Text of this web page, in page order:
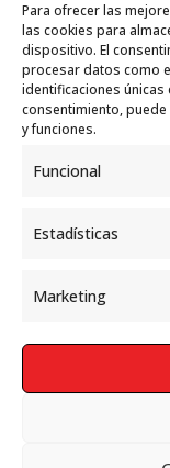
Para ofrecer las
las cookies para
dispositivo. El
procesar datos como
identificaciones
consentimiento,
y funciones.
Funcional
Estadísticas
Marketing
Garelli-
marco del
Internacional
Política